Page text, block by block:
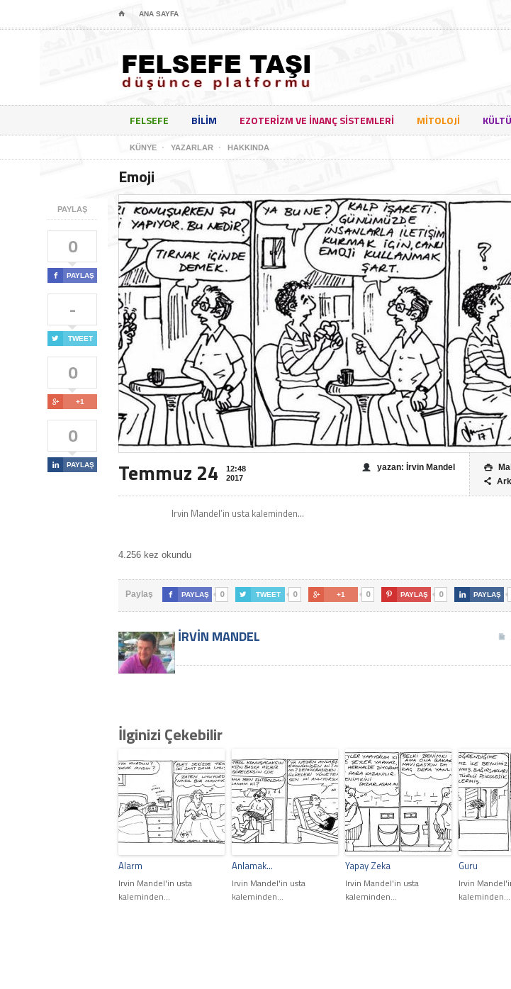
⌂ ANA SAYFA
FELSEFE BILIM EZOTERIZM VE INANÇ SISTEMLERI MITOLOJI
KÜNYE YAZARLAR HAKKINDA
PAYLAŞ
0
 PAYLAŞ
-
 TWEET
0
 +1
0
 PAYLAŞ
Emoji
Temmuz 24
12:48
2017


yazan: İrvin Mandel
Irvin Mandel’in usta kaleminden…
4.256 kez okundu
Paylaş  PAYLAŞ 0  TWEET 0  +1 0  PAYLAŞ 0  PAYLAŞ
İRVIN MANDEL
İlginizi Çekebilir
Alarm
Irvin Mandel'in usta
kaleminden...
Anlamak…
Irvin Mandel'in usta
kaleminden...
Yapay Zeka
Irvin Mandel'in usta
kaleminden...
Guru
Irvin
kaleminden...